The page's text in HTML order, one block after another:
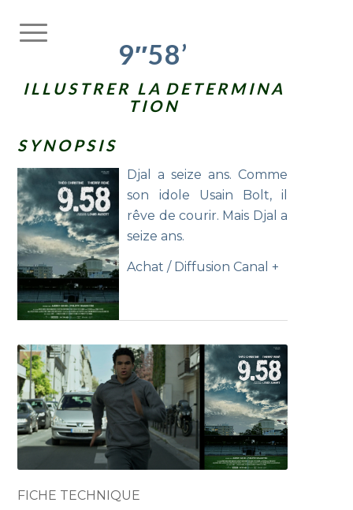
9″58’
I L L U S T R E R L A D E T E R M I N A
T I O N
S Y N O P S I S
Djal a seize ans. Comme
son idole Usain Bolt, il
rêve de courir. Mais Djal a
seize ans.
Achat / Diffusion Canal +
FICHE TECHNIQUE